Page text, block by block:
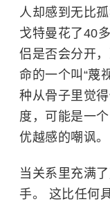
人却感到无比
戈特曼花了40
侣是否会分开
命的一个叫“蔑
种从骨子里觉
度，可能是一
优越感的嘲讽。
当关系里充满
手。 这比任何